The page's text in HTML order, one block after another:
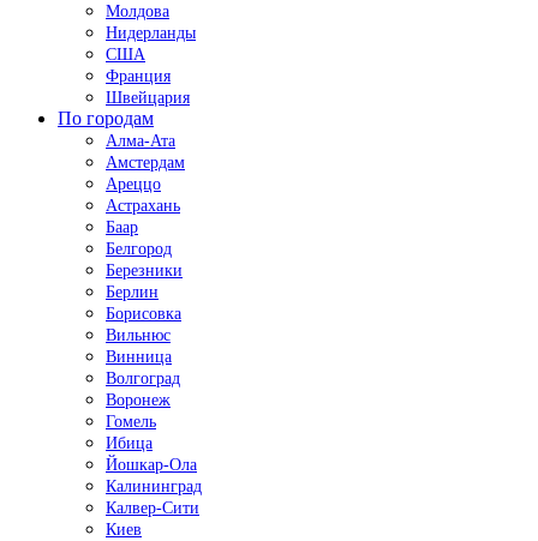
Молдова
Нидерланды
США
Франция
Швейцария
По городам
Алма-Ата
Амстердам
Ареццо
Астрахань
Баар
Белгород
Березники
Берлин
Борисовка
Вильнюс
Винница
Волгоград
Воронеж
Гомель
Ибица
Йошкар-Ола
Калининград
Калвер-Сити
Киев